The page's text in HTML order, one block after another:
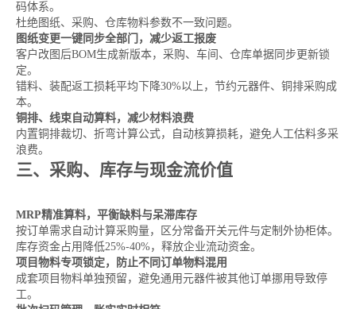
码体系。
杜绝图纸、采购、仓库物料参数不一致问题。
图纸变更一键同步全部门，减少返工报废
客户改图后BOM生成新版本，采购、车间、仓库单据同步更新锁
定。
错料、装配返工损耗平均下降30%以上，节约元器件、铜排采购成
本。
铜排、线束自动算料，减少材料浪费
内置铜排裁切、折弯计算公式，自动核算损耗，避免人工估料多采
浪费。
三、采购、库存与现金流价值
MRP精准算料，平衡缺料与呆滞库存
按订单需求自动计算采购量，区分常备开关元件与定制外协柜体。
库存资金占用降低25%-40%，释放企业流动资金。
项目物料专项锁定，防止不同订单物料混用
成套项目物料单独预留，避免通用元器件被其他订单挪用导致停
工。